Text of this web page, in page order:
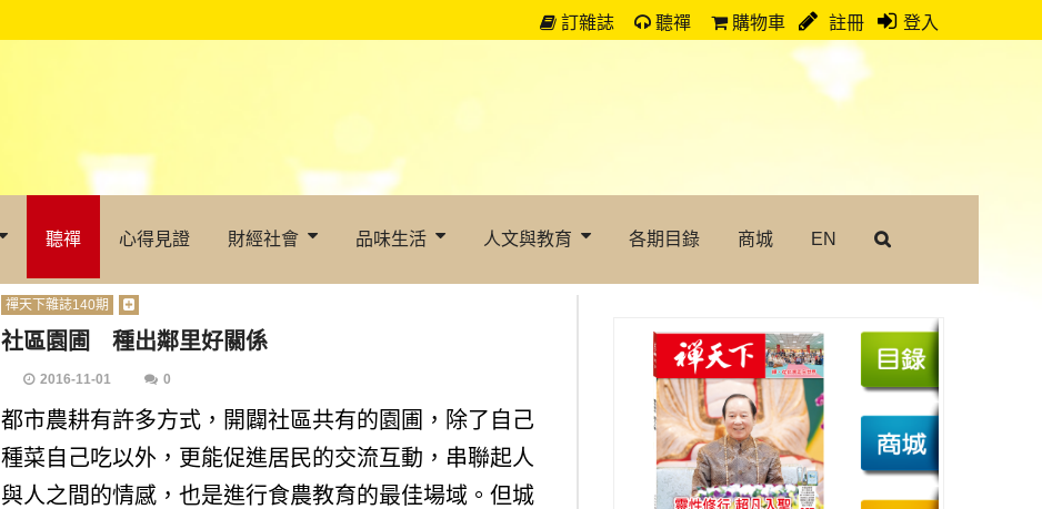
訂雜誌 聽禪 購物車 註冊 登入
聽禪 心得見證 財經社會 品味生活 人文與教育 各期目錄 商城 EN
禪天下雜誌140期
社區園圃 種出鄰里好關係
2016-11-01 0
都市農耕有許多方式，開闢社區共有的園圃，除了自己
種菜自己吃以外，更能促進居民的交流互動，串聯起人
與人之間的情感，也是進行食農教育的最佳場域。但城